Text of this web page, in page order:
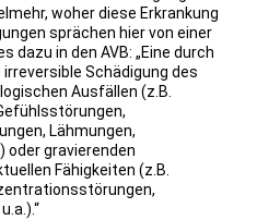
woher diese Erkrankung
sprächen hier von einer
dazu in den AVB: „Eine durch
Schädigung des
Ausfällen (z.B.
Lähmungen,
oder gravierenden
Fähigkeiten (z.B.